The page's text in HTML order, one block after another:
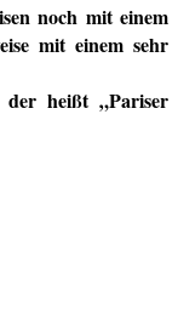
noch mit einem
mit einem sehr
heißt „Pariser